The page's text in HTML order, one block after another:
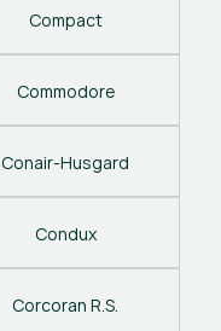
Compact
Commodore
Conair-Husgard
Condux
Corcoran R.S.